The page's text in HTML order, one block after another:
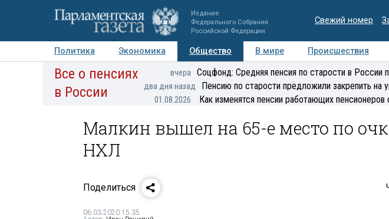
Издание
Федерального Собрания
Российской Федерации
Свежий номер
Политика Экономика Общество В мире Происшествия
Авторы Персоны Мнения Регионы Медиацентр
Все о пенсиях
в России
вчера Соцфонд: Средняя пенсия по старости в России
два дня назад Пенсию по старости предложили закрепить на
01.08.2026 Как изменятся пенсии работающих пенсионеров
Малкин вышел на 65-е место по
НХЛ
Поделиться
06.03.2020 15:35